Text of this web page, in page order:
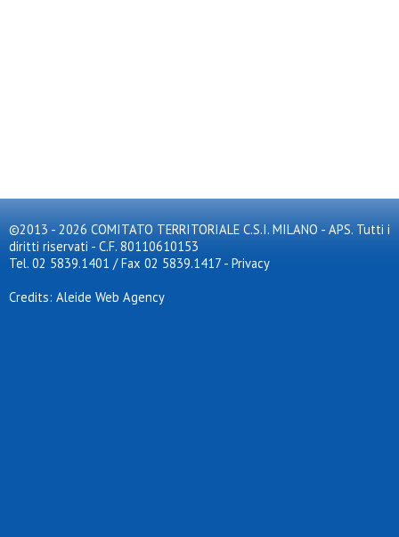
©2013 - 2026 COMITATO TERRITORIALE C.S.I. MILANO - APS. Tutti i
diritti riservati - C.F. 80110610153
Tel. 02 5839.1401 / Fax 02 5839.1417 - Privacy
Credits: Aleide Web Agency